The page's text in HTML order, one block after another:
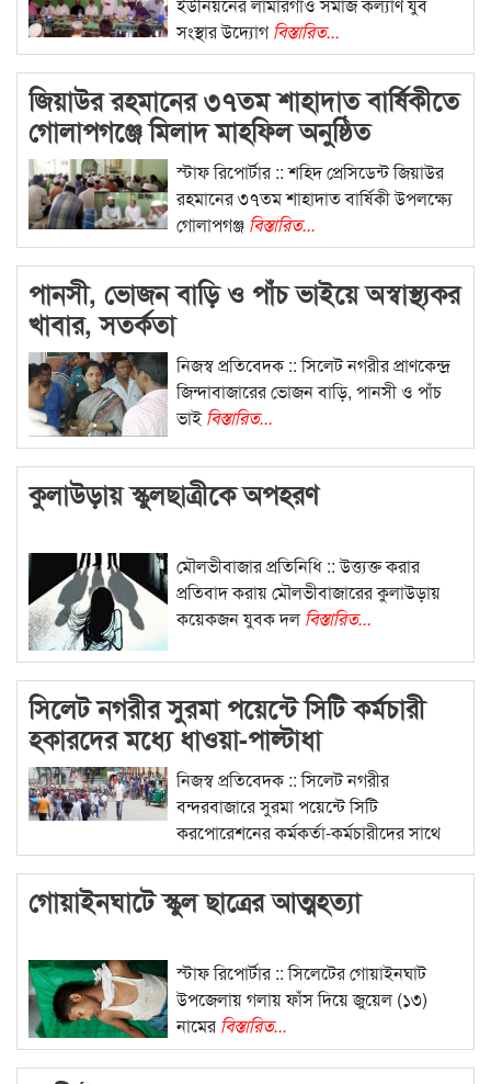
সংস্থার উদ্যোগবিস্তারিত...
জিয়াউর রহমানের ৩৭তম শাহাদাত বার্ষিকীতে
গোলাপগঞ্জে মিলাদ মাহফিল অনুষ্ঠিত
স্টাফ রিপোর্টার :: শহিদ প্রেসিডেন্ট জিয়াউর
রহমানের ৩৭তম শাহাদাত বার্ষিকী উপলক্ষ্যে
গোলাপগঞ্জ বিস্তারিত...
পানসী, ভোজন বাড়ি ও পাঁচ ভাইয়ে অস্বাস্থ্যকর
খাবার, সতর্কতা
নিজস্ব প্রতিবেদক :: সিলেট নগরীর প্রাণকেন্দ্র
জিন্দাবাজারের ভোজন বাড়ি, পানসী ও পাঁচ
ভাইবিস্তারিত...
কুলাউড়ায় স্কুলছাত্রীকে অপহরণ
মৌলভীবাজার প্রতিনিধি :: উত্ত্যক্ত করার
প্রতিবাদ করায় মৌলভীবাজারের কুলাউড়ায়
কয়েকজন যুবক দলবিস্তারিত...
সিলেট নগরীর সুরমা পয়েন্টে সিটি কর্মচারী
হকারদের মধ্যে ধাওয়া-পাল্টাধা
নিজস্ব প্রতিবেদক :: সিলেট নগরীর
বন্দরবাজারে সুরমা পয়েন্টে সিটি
করপোরেশনের কর্মকর্তা-কর্মচারীদের সাথে
বিস্তারিত...
গোয়াইনঘাটে স্কুল ছাত্রের আত্মহত্যা
স্টাফ রিপোর্টার :: সিলেটের গোয়াইনঘাট
উপজেলায় গলায় ফাঁস দিয়ে জুয়েল (১৩)
নামের বিস্তারিত...